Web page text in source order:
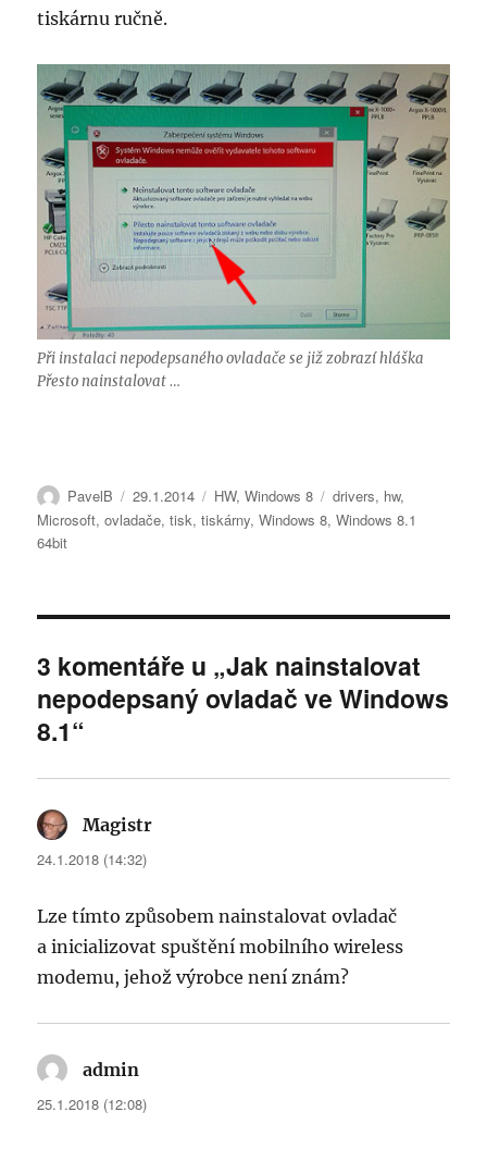
tiskárnu ručně.
Při instalaci nepodepsaného ovladače se již zobrazí hláška
Přesto nainstalovat …
Autor:
PavelB Publikováno:
29.1.2014 Rubriky:
HW,Windows 8 Štítky:
drivers, hw,
Microsoft,ovladače,tisk,tiskárny,Windows 8,Windows 8.1
64bit
3 komentáře u „Jak nainstalovat
nepodepsaný ovladač ve Windows
8.1“
Magistr
24.1.2018 (14:32)
Lze tímto způsobem nainstalovat ovladač
a inicializovat spuštění mobilního wireless
modemu, jehož výrobce není znám?
admin
25.1.2018 (12:08)